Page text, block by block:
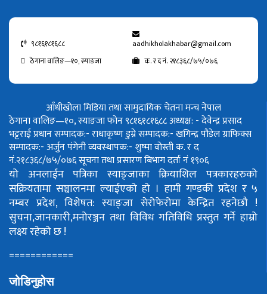
९८१६१८१६८८
aadhikholakhabar@gmail.com
ठेगाना वालिङ—१०, स्याङजा
क. र द नं. २१८३६८/७५/०७६
आँधीखोला मिडिया तथा सामुदायिक चेतना मन्च नेपाल
ठेगाना वालिङ—१०, स्याङजा फोन ९८१६१८१६८८अध्यक्ष: - देवेन्द्र प्रसाद
भट्टराईप्रधान सम्पादक:- राधाकृष्ण डुम्रेसम्पादक:- खगिन्द्र पौडेलग्राफिक्स
सम्पादक:- अर्जुन पंगेनीव्यवस्थापक:- शुष्मा वोस्तीक. र द
नं.२१८३६८/७५/०७६सूचना तथा प्रसारण बिभाग दर्ता नं १९०६
यो अनलाईन पत्रिका स्याङ्जाका क्रियाशिल पत्रकारहरुको
सक्रियतामा सञ्चालनमा ल्याईएको हो । हामी गण्डकी प्रदेश र ५
नम्बर प्रदेश, विशेषत: स्याङ्जा सेरोफेरोमा केन्द्रित रहनेछौ !
सुचना,जानकारी,मनोरञ्जन तथा विविध गतिविधि प्रस्तुत गर्ने हाम्रो
लक्ष्य रहेको छ !
============
जोडिनुहोस